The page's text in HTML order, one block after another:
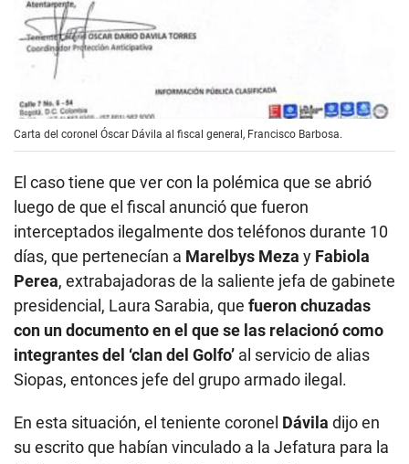
Carta del coronel Óscar Dávila al fiscal general, Francisco Barbosa.
El caso tiene que ver con la polémica que se abrió
luego de que el fiscal anunció que fueron
interceptados ilegalmente dos teléfonos durante 10
días, que pertenecían a Marelbys Meza y Fabiola
Perea, extrabajadoras de la saliente jefa de gabinete
presidencial, Laura Sarabia, que fueron chuzadas
con un documento en el que se las relacionó como
integrantes del ‘clan del Golfo’ al servicio de alias
Siopas, entonces jefe del grupo armado ilegal.
En esta situación, el teniente coronel Dávila dijo en
su escrito que habían vinculado a la Jefatura para la